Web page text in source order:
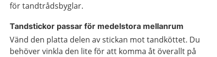
för tandtrådsbyglar.
Tandstickor passar för medelstora mellanrum
Vänd den platta delen av stickan mot tandköttet. Du
behöver vinkla den lite för att komma åt överallt på